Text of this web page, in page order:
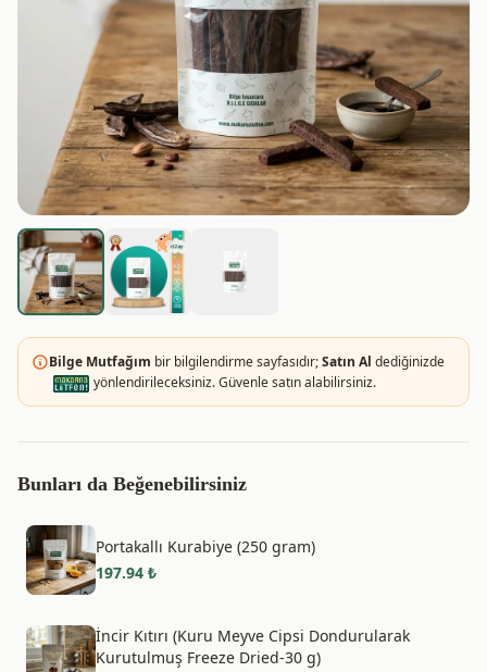
Bilge Mutfağım bir bilgilendirme sayfasıdır;Satın Al dediğinizde
yönlendirileceksiniz. Güvenle satın alabilirsiniz.
Bunları da Beğenebilirsiniz
Portakallı Kurabiye (250 gram)
197.94 ₺
İncir Kıtırı (Kuru Meyve Cipsi Dondurularak
Kurutulmuş Freeze Dried-30 g)